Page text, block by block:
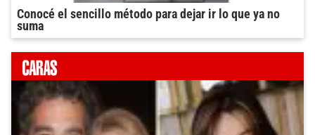
Conocé el sencillo método para dejar ir lo que ya no
suma